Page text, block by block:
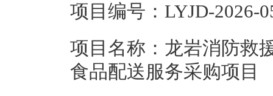
项目编号：LYJD-2026-
项目名称：龙岩消防救
食品配送服务采购项目